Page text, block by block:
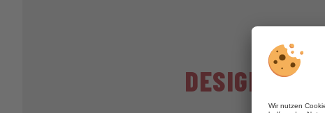
DESIGNBÖDEN